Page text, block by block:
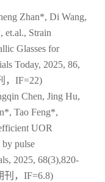
中文 English
Zhan*, Di Wang,
et.al., Strain
Glasses for
Today, 2025, 86,
，IF=22)
Chen, Jing Hu,
Tao Feng*,
UOR
by pulse
2025, 68(3),820-
刊，IF=6.8)